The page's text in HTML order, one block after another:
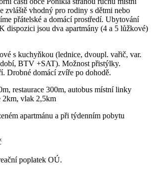
zvláště vhodný pro rodiny s dětmi nebo
přátelské a domácí prostředí. Ubytování
dispozici jsou dva apartmány (4 a 5 lůžkové)
s kuchyňkou (lednice, dvoupl. vařič, var.
BTV +SAT). Možnost přistýlky.
Drobné domácí zvíře po dohodě.
restaurace 300m, autobus místní linky
2km, vlak 2,5km
apartmánu a při týdenním pobytu
poplatek OÚ.